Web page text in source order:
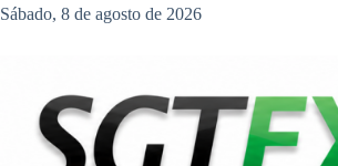
Saltar
Sábado, 8 de agosto de 2026